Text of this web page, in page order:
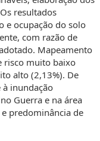
resultados
e ocupação do solo
com razão de
Mapeamento
risco muito baixo
alto (2,13%). De
inundação
Guerra e na área
predominância de